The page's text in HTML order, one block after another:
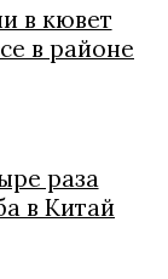
в кювет
в районе
раза
в Китай